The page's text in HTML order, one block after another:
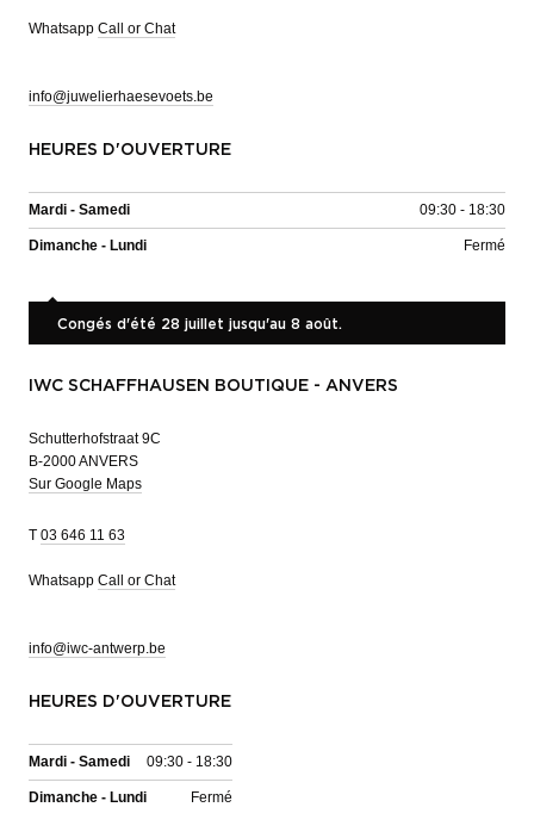
Whatsapp Call or Chat
info@juwelierhaesevoets.be
HEURES D'OUVERTURE
Mardi - Samedi 09:30 - 18:30
Dimanche - Lundi Fermé
Congés d'été 28 juillet jusqu'au 8 août.
IWC SCHAFFHAUSEN BOUTIQUE - ANVERS
Schutterhofstraat 9C
B-2000 ANVERS
Sur Google Maps
T 03 646 11 63
Whatsapp Call or Chat
info@iwc-antwerp.be
HEURES D'OUVERTURE
Mardi - Samedi 09:30 - 18:30
Dimanche - Lundi Fermé